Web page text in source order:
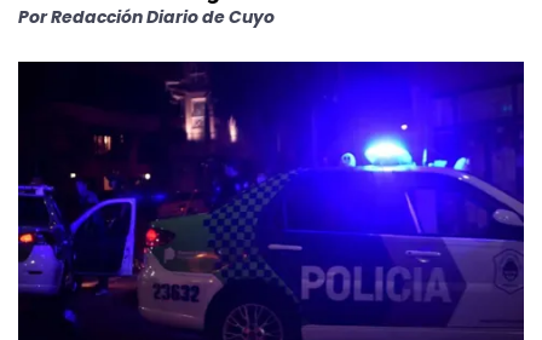
PorRedacción Diario de Cuyo